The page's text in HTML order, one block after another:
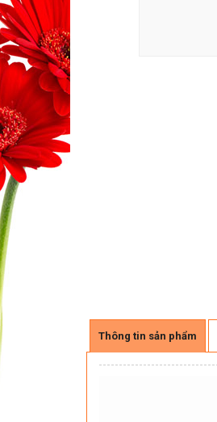
Thông tin sản phẩm